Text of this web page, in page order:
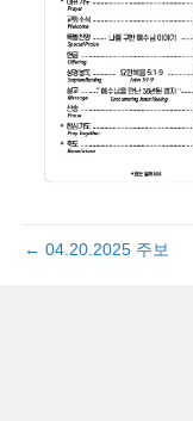
← 04.20.2025 주보